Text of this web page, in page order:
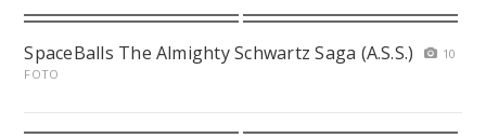
SpaceBalls The Almighty Schwartz Saga (A.S.S.)
10
FOTO